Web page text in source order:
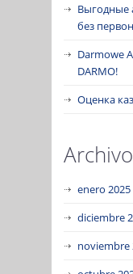
Выгодные
без
Darmowe
DARMO!
Оценка
enero 2025
diciembre
noviembre